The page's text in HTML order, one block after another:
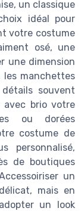
un classique
idéal pour
votre costume
osé, une
une dimension
les manchettes
souvent
avec brio votre
ou dorées
costume de
personnalisé,
de boutiques
un
mais en
un look